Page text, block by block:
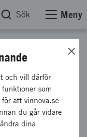
Sök Meny
i
och vill därför
som
att vinnova.se
du går vidare
dina